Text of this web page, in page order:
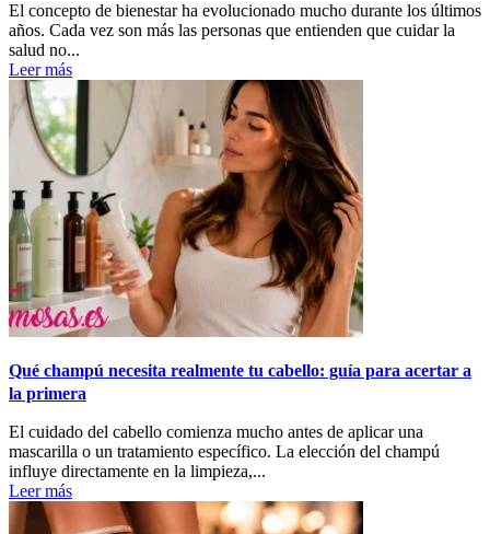
El concepto de bienestar ha evolucionado mucho durante los últimos
años. Cada vez son más las personas que entienden que cuidar la
salud no...
Leer más
Qué champú necesita realmente tu cabello: guía para acertar a
la primera
El cuidado del cabello comienza mucho antes de aplicar una
mascarilla o un tratamiento específico. La elección del champú
influye directamente en la limpieza,...
Leer más